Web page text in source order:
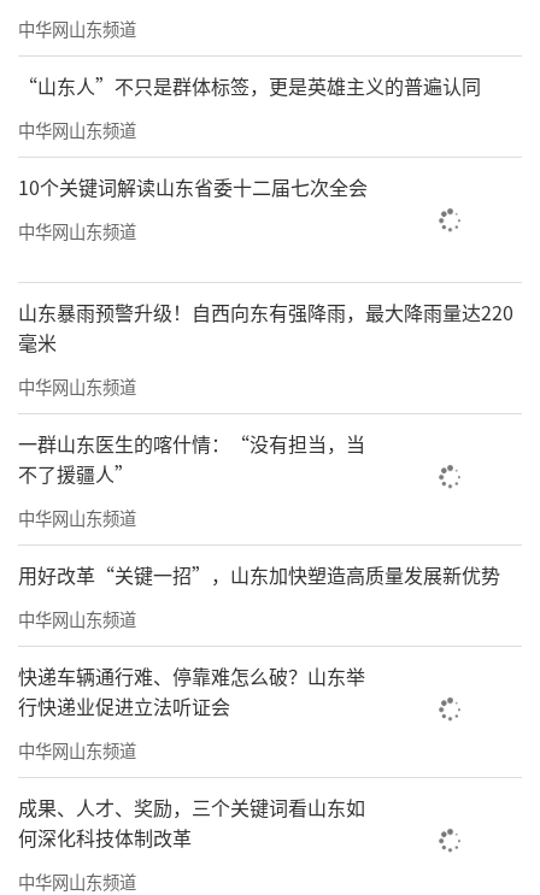
中华网山东频道
“山东人”不只是群体标签，更是英雄主义的普遍认同
中华网山东频道
10个关键词解读山东省委十二届七次全会
中华网山东频道
山东暴雨预警升级！自西向东有强降雨，最大降雨量达220
毫米
中华网山东频道
一群山东医生的喀什情：“没有担当，当
不了援疆人”
中华网山东频道
用好改革“关键一招”，山东加快塑造高质量发展新优势
中华网山东频道
快递车辆通行难、停靠难怎么破？山东举
行快递业促进立法听证会
中华网山东频道
成果、人才、奖励，三个关键词看山东如
何深化科技体制改革
中华网山东频道